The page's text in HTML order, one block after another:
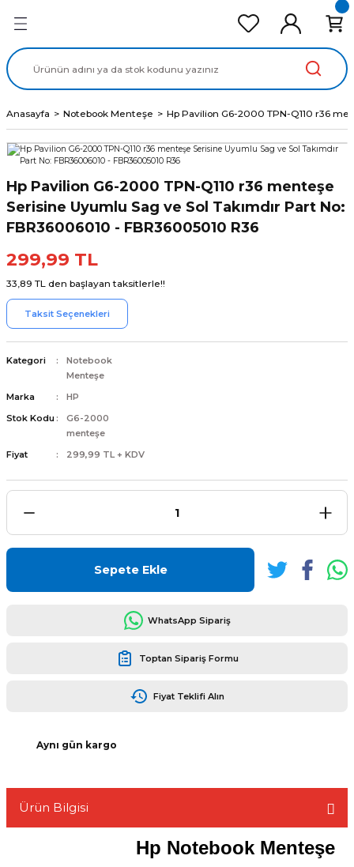
Ekran Panel
Data Kablo
Anasayfa Notebook Menteşe Hp Pavilion G6-2000 TPN-Q110 r36
Hp Pavilion G6-2000 TPN-Q110 r36 menteşe
Serisine Uyumlu Sag ve Sol Takımdır Part No:
FBR36006010 - FBR36005010 R36
299,99 TL
33,89 TL den başlayan taksitlerle!!
Taksit Seçenekleri
Kategori
Notebook
Menteşe
Marka
HP
Stok Kodu
G6-2000
menteşe
Fiyat
299,99 TL + KDV
Sepete Ekle
WhatsApp Sipariş
Toptan Sipariş Formu
Fiyat Teklifi Alın
Aynı gün kargo
Ürün Bilgisi
Hp Notebook Menteşe